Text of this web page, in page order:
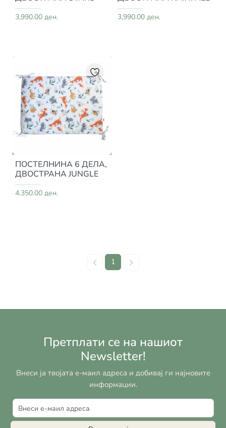
3,990.00 ден. 3,990.00 ден.
ПОСТЕЛНИНА 6 ДЕЛА,
ДВОСТРАНА JUNGLE
4,350.00 ден.
1
Претплати се на нашиот
Newsletter!
Внеси ја твојата е-маил адреса и добивај ги најновите
информации.